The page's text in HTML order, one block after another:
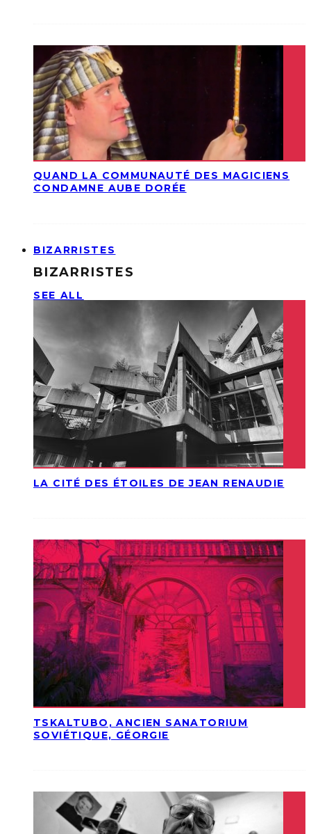
QUAND LA COMMUNAUTÉ DES MAGICIENS
CONDAMNE AUBE DORÉE
BIZARRISTES
BIZARRISTES
SEE ALL
LA CITÉ DES ÉTOILES DE JEAN RENAUDIE
TSKALTUBO, ANCIEN SANATORIUM
SOVIÉTIQUE, GÉORGIE